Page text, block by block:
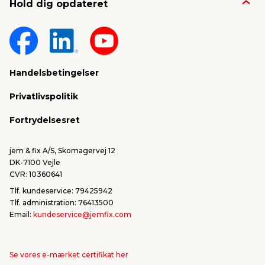
Fragt & levering
Nyheder & presse
Om jem & fix
Sponsorater & projekter
Hold dig opdateret
Handelsbetingelser
Privatlivspolitik
Fortrydelsesret
jem & fix A/S, Skomagervej 12
DK-7100 Vejle
CVR: 10360641
Tlf. kundeservice: 79425942
Tlf. administration: 76413500
Email: kundeservice@jemfix.com
Se vores e-mærket certifikat her